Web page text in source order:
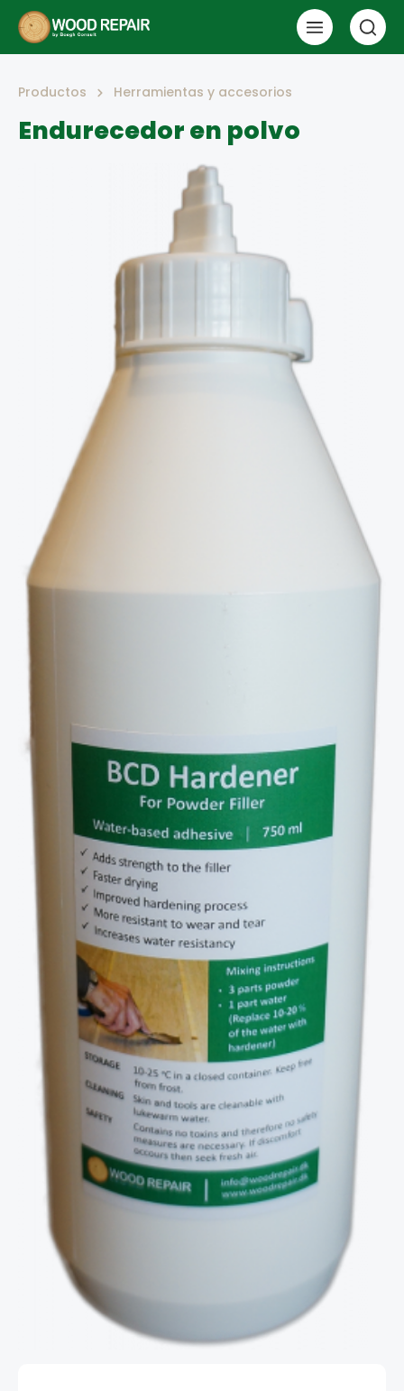
Productos Herramientas y accesorios
Endurecedor en polvo